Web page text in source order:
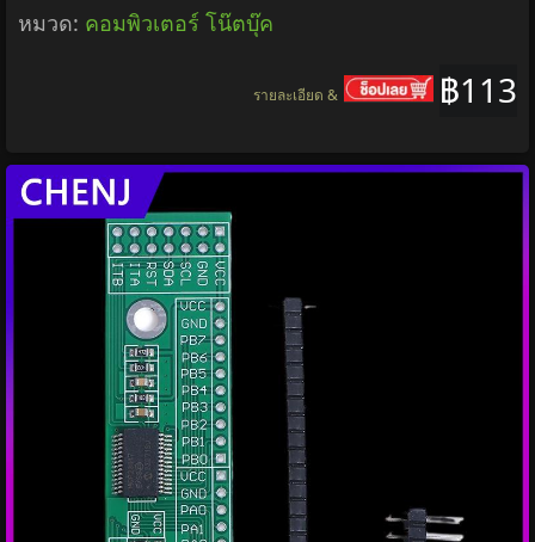
หมวด: คอมพิวเตอร์ โน๊ตบุ๊ค
฿113
รายละเอียด &